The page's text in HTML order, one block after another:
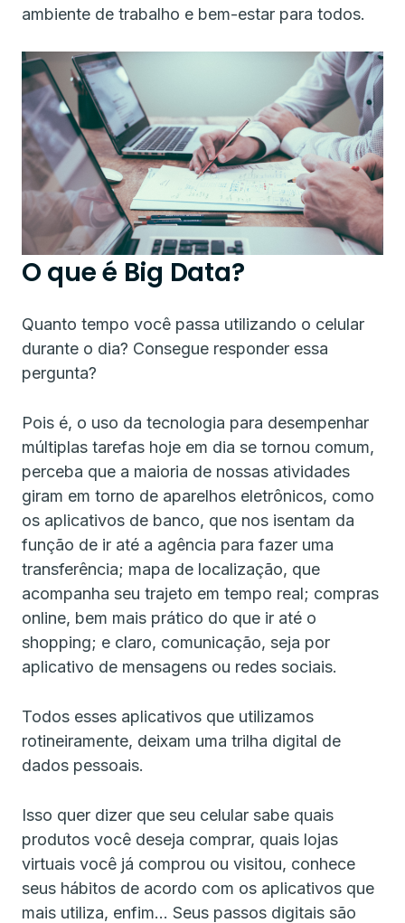
ambiente de trabalho e bem-estar para todos.
O que é Big Data?
Quanto tempo você passa utilizando o celular
durante o dia? Consegue responder essa
pergunta?
Pois é, o uso da tecnologia para desempenhar
múltiplas tarefas hoje em dia se tornou comum,
perceba que a maioria de nossas atividades
giram em torno de aparelhos eletrônicos, como
os aplicativos de banco, que nos isentam da
função de ir até a agência para fazer uma
transferência; mapa de localização, que
acompanha seu trajeto em tempo real; compras
online, bem mais prático do que ir até o
shopping; e claro, comunicação, seja por
aplicativo de mensagens ou redes sociais.
Todos esses aplicativos que utilizamos
rotineiramente, deixam uma trilha digital de
dados pessoais.
Isso quer dizer que seu celular sabe quais
produtos você deseja comprar, quais lojas
virtuais você já comprou ou visitou, conhece
seus hábitos de acordo com os aplicativos que
mais utiliza, enfim… Seus passos digitais são